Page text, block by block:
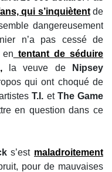
qui s’inquiètentde
dangereusement
n’a pas cessé de
en tentant de séduire
la veuve de
Nipsey
qui ont choqué de
T.I. etThe Game
en question dans ce
s’est maladroitement
pour de mauvaises